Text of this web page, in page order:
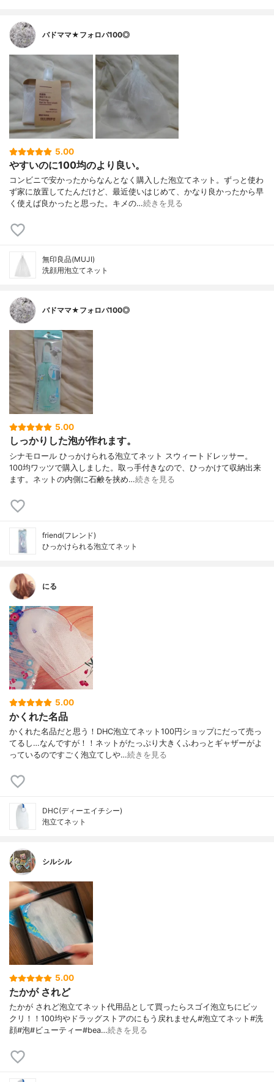
バドママ★フォロバ100◎
5.00
やすいのに100均のより良い。
コンビニで安かったからなんとなく購入した泡立てネット。ずっと使わ
ず家に放置してたんだけど、最近使いはじめて、かなり良かったから早
く使えば良かったと思った。キメの…続きを見る
無印良品(MUJI)
洗顔用泡立てネット
バドママ★フォロバ100◎
5.00
しっかりした泡が作れます。
シナモロール ひっかけられる泡立てネット スウィートドレッサー。
100均ワッツで購入しました。取っ手付きなので、ひっかけて収納出来
ます。ネットの内側に石鹸を挟め…続きを見る
friend(フレンド)
ひっかけられる泡立てネット
にる
5.00
かくれた名品
かくれた名品だと思う！DHC泡立てネット100円ショップにだって売っ
てるし…なんですが！！ネットがたっぷり大きくふわっとギャザーがよ
っているのですごく泡立てしや…続きを見る
DHC(ディーエイチシー)
泡立てネット
シルシル
5.00
たかが されど
たかが されど泡立てネット代用品として買ったらスゴイ泡立ちにビッ
クリ！！100均やドラッグストアのにもう戻れません#泡立てネット#洗
顔#泡#ビューティー#bea…続きを見る